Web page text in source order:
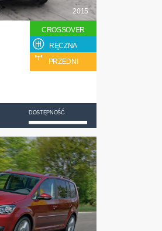
2015
CROSSOVER
RĘCZNA
PRZEDNI
DOSTĘPNOŚĆ